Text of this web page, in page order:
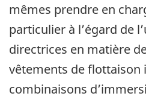
mêmes prendre en
particulier à l’égard de
directrices en matière
vêtements de flottaison
combinaisons